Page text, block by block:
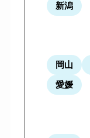
新潟
岡山
愛媛